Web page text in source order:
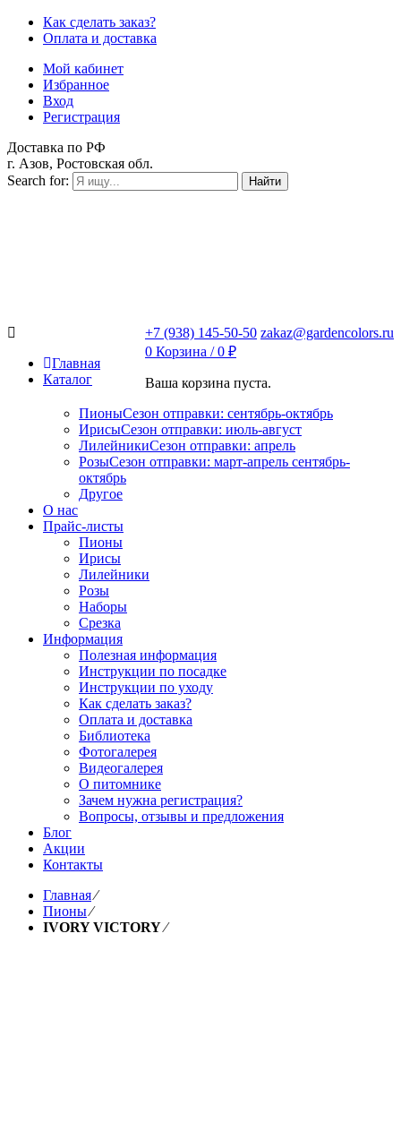
Как сделать заказ?
Оплата и доставка
Мой кабинет
Избранное
Вход
Регистрация
Доставка по РФ
г. Азов, Ростовская обл.
Search for:
Найти
+7 (938) 145-50-50 zakaz@gardencolors.ru
0 Корзина /0 ₽
Ваша корзина пуста.
Главная
Каталог
ПионыСезон отправки: сентябрь-октябрь
ИрисыСезон отправки: июль-август
ЛилейникиСезон отправки: апрель
РозыСезон отправки: март-апрель сентябрь-
октябрь
Другое
О нас
Прайс-листы
Пионы
Ирисы
Лилейники
Розы
Наборы
Срезка
Информация
Полезная информация
Инструкции по посадке
Инструкции по уходу
Как сделать заказ?
Оплата и доставка
Библиотека
Фотогалерея
Видеогалерея
О питомнике
Зачем нужна регистрация?
Вопросы, отзывы и предложения
Блог
Акции
Контакты
Главная⁄
Пионы⁄
IVORY VICTORY⁄